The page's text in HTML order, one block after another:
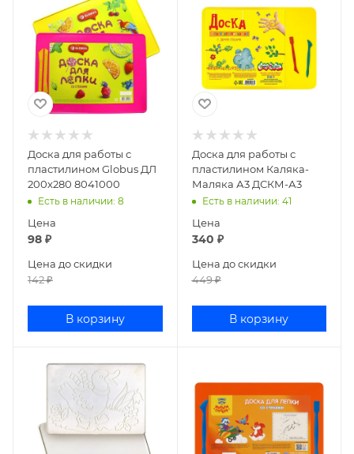
Доска для работы с
пластилином Globus ДЛ
200х280 8041000
Есть в наличии: 8
Цена
98 ₽
Цена до скидки
142₽
В корзину
Доска для работы с
пластилином Каляка-
Маляка А3 ДСКМ-А3
Есть в наличии: 41
Цена
340 ₽
Цена до скидки
449₽
В корзину